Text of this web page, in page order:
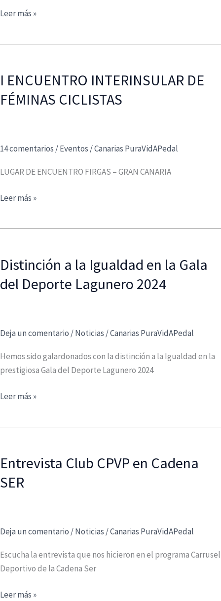
CONCURSO
Leer más »
I ENCUENTRO INTERINSULAR DE
FÉMINAS CICLISTAS
14 comentarios/Eventos/Canarias PuraVidAPedal
LUGAR DE ENCUENTRO FIRGAS – GRAN CANARIA
I
CICLISTAS
Leer más »
Distinción a la Igualdad en la Gala
del Deporte Lagunero 2024
Deja un comentario/Noticias/Canarias PuraVidAPedal
Hemos sido galardonados con la distinción a la Igualdad en la
prestigiosa Gala del Deporte Lagunero 2024
Distinción
la
Gala
2024
Leer más »
Entrevista Club CPVP en Cadena
SER
Deja un comentario /Noticias /Canarias PuraVidAPedal
Escucha la entrevista que nos hicieron en el programa Carrusel
Deportivo de la Cadena Ser
Entrevista
Leer más »